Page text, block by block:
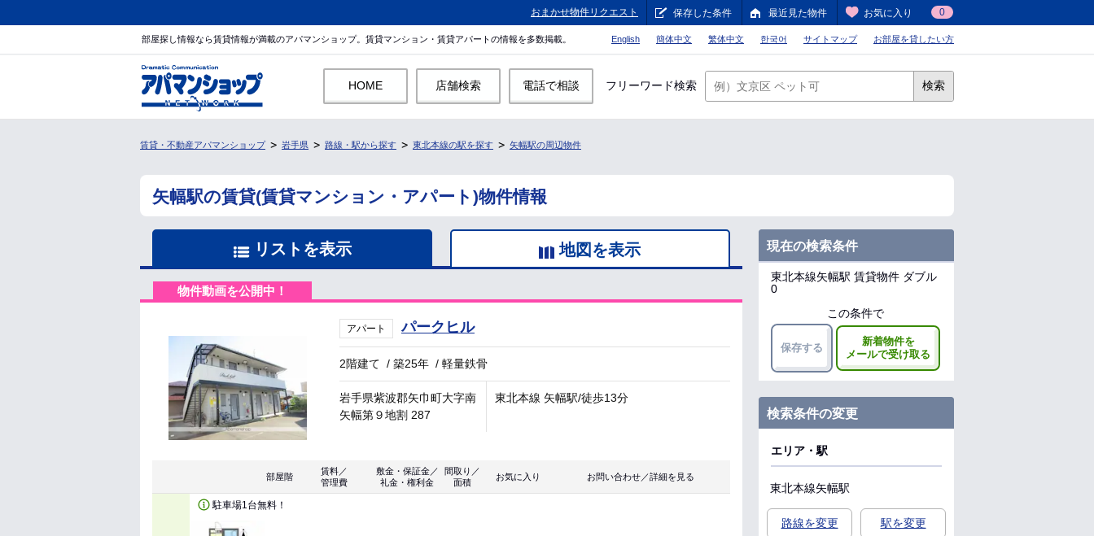
おまかせ物件リクエスト 保存した条件 最近見た物件 お気に入り 0
部屋探し情報なら賃貸情報が満載のアパマンショップ。賃貸マンション・賃貸アパートの情報を多数掲載。 English 簡体中文 繁体中文 한국어 サイトマップ お部屋を貸したい方
HOME 店舗検索 電話で相談 フリーワード検索 検索
賃貸・不動産アパマンショップ 岩手県 路線・駅から探す 東北本線の駅を探す 矢幅駅の周辺物件
矢幅駅の賃貸(賃貸マンション・アパート)物件情報
リストを表示 地図を表示
物件動画を公開中！
アパート パークヒル
2階建て /築25年 /軽量鉄骨
岩手県紫波郡矢巾町大字南
矢幅第９地割 287
東北本線 矢幅駅/徒歩13分
部屋階
賃料／
管理費
敷金・保証金／
礼金・権利金
間取り／
面積
お気に入り お問い合わせ／詳細を見る
駐車場1台無料！
現在の検索条件
東北本線矢幅駅 賃貸物件 ダブル
0
この条件で
保存する
新着物件を
メールで受け取る
検索条件の変更
エリア・駅
東北本線矢幅駅
路線を変更 駅を変更